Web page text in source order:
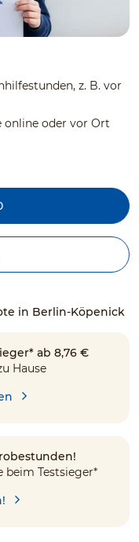
z. B. vor
online oder vor Ort
in Berlin-Köpenick
ab 8,76 €
Hause
beim Testsieger*